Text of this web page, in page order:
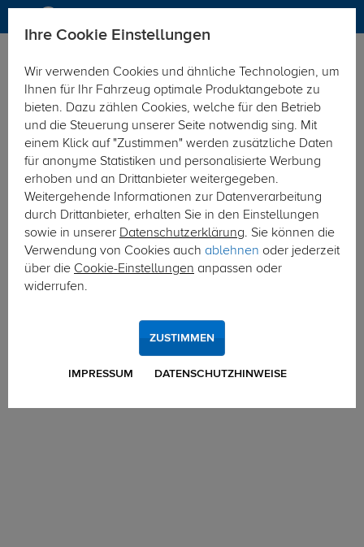
Hier geht's zur Fahrzeugübersicht:
Peugeot Boxer
Ihre Cookie Einstellungen
Wir verwenden Cookies und ähnliche Technologien, um
Ihnen für Ihr Fahrzeug optimale Produktangebote zu
bieten. Dazu zählen Cookies, welche für den Betrieb
und die Steuerung unserer Seite notwendig sing. Mit
einem Klick auf "Zustimmen" werden zusätzliche Daten
für anonyme Statistiken und personalisierte Werbung
erhoben und an Drittanbieter weitergegeben.
Weitergehende Informationen zur Datenverarbeitung
durch Drittanbieter, erhalten Sie in den Einstellungen
sowie in unserer Datenschutzerklärung. Sie können die
Verwendung von Cookies auch ablehnen oder jederzeit
über die Cookie-Einstellungen anpassen oder
widerrufen.
IMPRESSUM DATENSCHUTZHINWEISE
ZUSTIMMEN